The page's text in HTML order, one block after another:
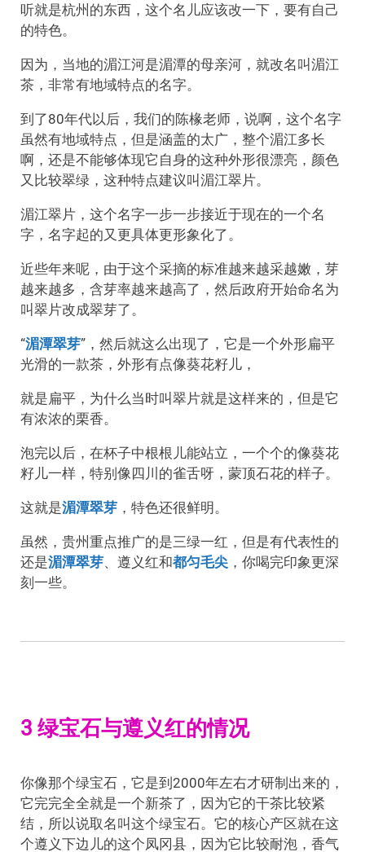
听就是杭州的东西，这个名儿应该改一下，要有自己
的特色。
因为，当地的湄江河是湄潭的母亲河，就改名叫湄江
茶，非常有地域特点的名字。
到了80年代以后，我们的陈椽老师，说啊，这个名字
虽然有地域特点，但是涵盖的太广，整个湄江多长
啊，还是不能够体现它自身的这种外形很漂亮，颜色
又比较翠绿，这种特点建议叫湄江翠片。
湄江翠片，这个名字一步一步接近于现在的一个名
字，名字起的又更具体更形象化了。
近些年来呢，由于这个采摘的标准越来越采越嫩，芽
越来越多，含芽率越来越高了，然后政府开始命名为
叫翠片改成翠芽了。
“湄潭翠芽”，然后就这么出现了，它是一个外形扁平
光滑的一款茶，外形有点像葵花籽儿，
就是扁平，为什么当时叫翠片就是这样来的，但是它
有浓浓的栗香。
泡完以后，在杯子中根根儿能站立，一个个的像葵花
籽儿一样，特别像四川的雀舌呀，蒙顶石花的样子。
这就是湄潭翠芽 ，特色还很鲜明。
虽然，贵州重点推广的是三绿一红，但是有代表性的
还是湄潭翠芽、遵义红和都匀毛尖 ，你喝完印象更深
刻一些。
3 绿宝石与遵义红的情况
你像那个绿宝石，它是到2000年左右才研制出来的，
它完完全全就是一个新茶了，因为它的干茶比较紧
结，所以说取名叫这个绿宝石。它的核心产区就在这
个遵义下边儿的这个凤冈县，因为它比较耐泡，香气